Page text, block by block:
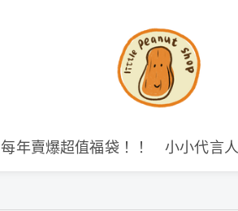
每年賣爆超值福袋！！ 小小代言人